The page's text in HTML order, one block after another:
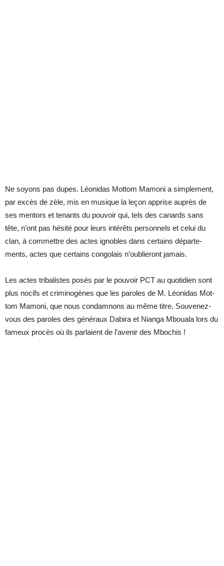
Ne soyons pas dupes. Léo­ni­das Mot­tom Ma­moni a sim­ple­ment,
par ex­cès de zèle, mis en mu­sique la le­çon ap­prise au­près de
ses men­tors et te­nants du pou­voir qui, tels des ca­nards sans
tête, n’ont pas hé­sité pour leurs in­té­rêts per­son­nels et ce­lui du
clan, à com­mettre des actes ignobles dans cer­tains dé­par­te­
ments, actes que cer­tains congo­lais n’ou­blie­ront ja­mais.
Les actes tri­ba­listes po­sés par le pou­voir PCT au quo­ti­dien sont
plus no­cifs et cri­mi­no­gènes que les pa­roles de M. Léo­ni­das Mot­
tom Ma­moni, que nous condam­nons au même titre. Sou­ve­nez-
vous des pa­roles des gé­né­raux Da­bira et Nianga Mbouala lors du
fa­meux pro­cès où ils par­laient de l’ave­nir des Mbo­chis !